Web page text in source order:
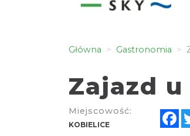
Główna Gastronomia
Zajazd
Miejscowość:
KOBIELICE